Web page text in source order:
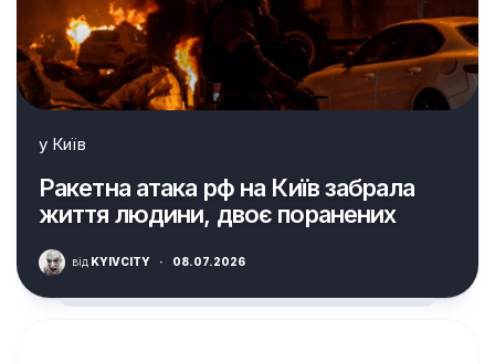
у Київ
Ракетна атака рф на Київ забрала
життя людини, двоє поранених
від KYIVCITY · 08.07.2026